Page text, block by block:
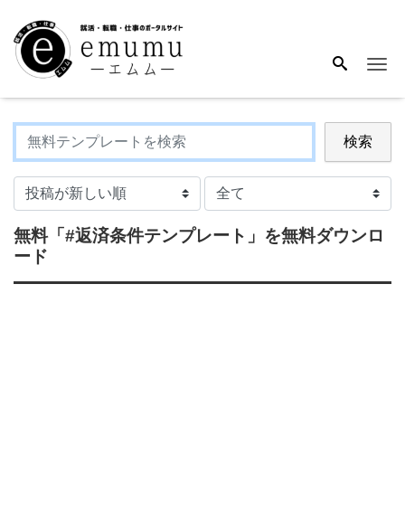
検索
無料「#返済条件テンプレート」 を無料ダウンロ
ード